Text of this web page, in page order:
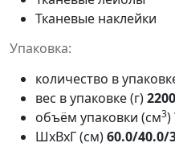
Тканевые наклейки
Упаковка:
количество в
вес в упаковке (г)
объём упаковки (см3)
ШxВxГ (см)60.0/40.0/